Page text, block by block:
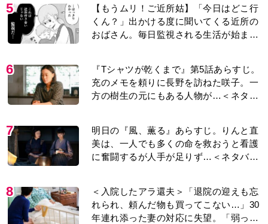
5
【もうムリ！ご近所姑】「今日はどこ行
くん？」出かける度に聞いてくる近所の
おばさん。毎日監視される生活が始ま
6
『Tシャツが乾くまで』第5話あらすじ。
充のメモを頼りに長野を訪ねた咲子。一
方の樹生の元にもある人物が…＜ネタバ
7
明日の『風、薫る』あらすじ。りんと直
美は、一人でも多くの命を救おうと看護
に奮闘するが人手が足りず…＜ネタバレ
8
＜入院したアラ還夫＞「退院の迎えも忘
れられ、頼んだ物も買ってこない…」30
年連れ添った妻の対応に失望。「弱った